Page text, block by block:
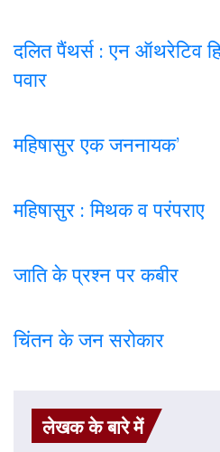
दलित पैंथर्स : एन ऑथरेटिव
पवार
महिषासुर एक जननायक’
महिषासुर : मिथक व परंपराए
जाति के प्रश्न पर कबीर
चिंतन के जन सरोकार
लेखक के बारे में